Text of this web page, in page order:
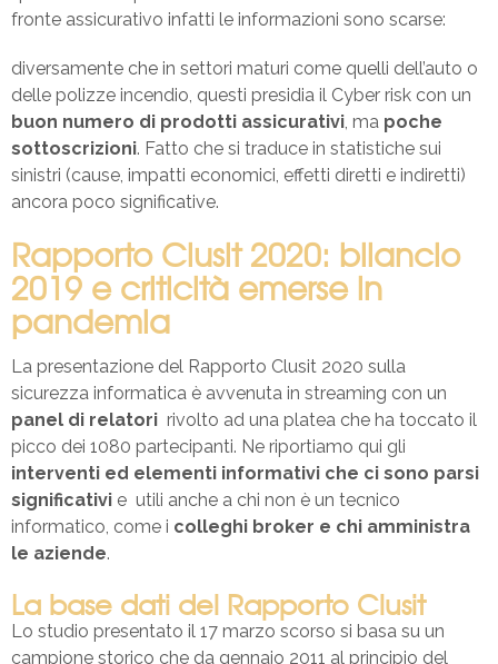
fronte assicurativo infatti le informazioni sono scarse:
diversamente che in settori maturi come quelli dell’auto o
delle polizze incendio, questi presidia il Cyber risk con un
buon numero di prodotti assicurativi, ma poche
sottoscrizioni. Fatto che si traduce in statistiche sui
sinistri (cause, impatti economici, effetti diretti e indiretti)
ancora poco significative.
Rapporto Clusit 2020: bilancio
2019 e criticità emerse in
pandemia
La presentazione del Rapporto Clusit 2020 sulla
sicurezza informatica è avvenuta in streaming con un
panel di relatori rivolto ad una platea che ha toccato il
picco dei 1080 partecipanti. Ne riportiamo qui gli
interventi ed elementi informativi che ci sono parsi
significativi e utili anche a chi non è un tecnico
informatico, come i colleghi broker e chi amministra
le aziende.
La base dati del Rapporto Clusit
Lo studio presentato il 17 marzo scorso si basa su un
campione storico che da gennaio 2011 al principio del